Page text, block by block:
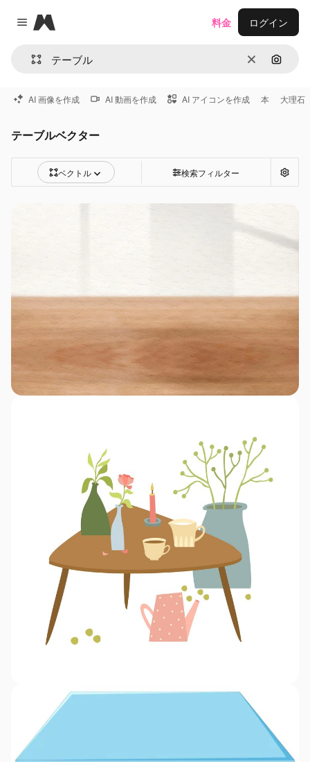
Close menu
Magnific
消去 画像で
料金 ログイン
AI 画像を作成 AI 動画を作成 AI アイコンを作成 本 大理石
テーブルベクター
ベクトル 検索フィルター